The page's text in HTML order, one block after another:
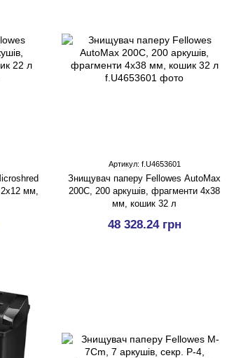
мм,
Артикул: f.U4653601
Знищувач паперу Fellowes AutoMax
200C, 200 аркушів, фрагменти 4x38
мм, кошик 32 л
48 328.24 грн